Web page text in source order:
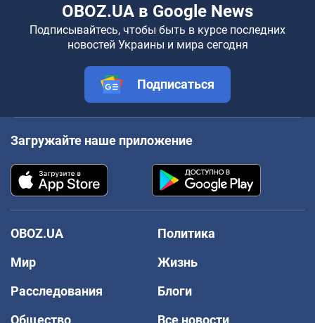
OBOZ.UA в Google News
Подписывайтесь, чтобы быть в курсе последних
новостей Украины и мира сегодня
Подписаться
Загружайте наше приложение
OBOZ.UA
Политика
Мир
Жизнь
Расследования
Блоги
Общество
Все новости